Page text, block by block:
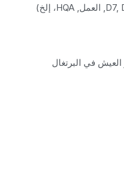
العيش في البرتغال